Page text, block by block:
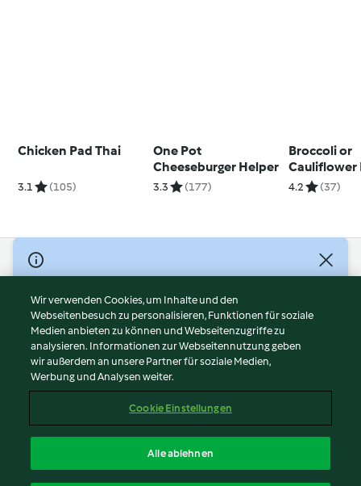
Chicken Pad Thai
3.1 (105)
One Pot
Cheeseburger Helper
3.3 (177)
Broccoli or
Cauliflower
4.2 (37)
© Copyright 2026
Nutzungsbedingungen
Datenschutzrichtlinien
Disclaimer
Impressum
Cookies
Abo kündigen
Erklärung zur Barrierefreiheit
Wir verwenden Cookies, um Inhalte und den
Webseitenbesuch zu personalisieren, Funktionen für soziale
Medien anbieten zu können und Webseitenzugriffe zu
analysieren. Informationen zur Webseitennutzung geben
wir außerdem an unsere Partner für soziale Medien,
Werbung und Analysen weiter.
Cookie Einstellungen
Alle ablehnen